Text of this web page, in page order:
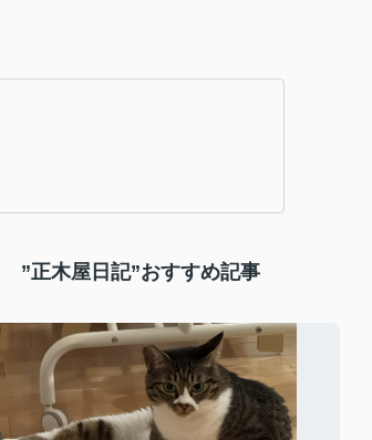
”正木屋日記”おすすめ記事